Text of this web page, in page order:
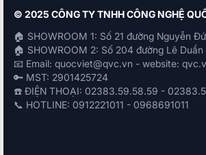
© 2025 CÔNG TY TNHH CÔNG NGHỆ
🏠 SHOWROOM 1: Số 21 đường Nguyễn
🏠 SHOWROOM 2: Số 204 đường Lê
📧 Email: quocviet@qvc.vn - website:
🔑 MST: 2901425724
☎️ ĐIỆN THOẠI: 02383.59.58.59 -
📞 HOTLINE: 0912221011 - 0968691011